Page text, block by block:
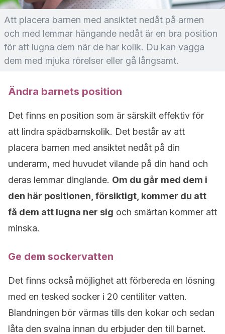
Att placera barnen med ansiktet nedåt på armen
och med lemmar hängande nedåt är en bra position
för att lugna dem när de har kolik. Du kan vagga
dem med mjuka rörelser eller gå långsamt.
Ändra barnets position
Det finns en position som är särskilt effektiv för
att lindra spädbarnskolik. Det består av att
placera barnen med ansiktet nedåt på din
underarm, med huvudet vilande på din hand och
deras lemmar dinglande. Om du går med dem i
den här positionen, försiktigt, kommer du att
få dem att lugna ner sig och smärtan kommer att
minska.
Ge dem sockervatten
Det finns också möjlighet att förbereda en lösning
med en tesked socker i 20 centiliter vatten.
Blandningen bör värmas tills den kokar och sedan
låta den svalna innan du erbjuder den till barnet.